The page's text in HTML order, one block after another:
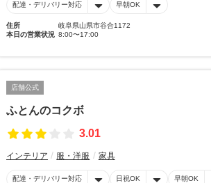
配達・デリバリー対応 早朝OK
住所
岐阜県山県市谷合1172
本日の営業状況 8:00〜17:00
店舗公式
ふとんのコクボ
3.01
インテリア 服・洋服 家具
配達・デリバリー対応 日祝OK 早朝OK